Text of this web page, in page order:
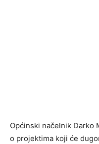
Općinski načelnik Darko
o projektima koji će